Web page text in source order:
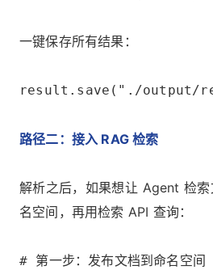
一键保存所有结果：
result.save("./output/
路径二：接入 RAG 检索
解析之后，如果想让 Agent 检
名空间，再用检索 API 查询：
# 第一步：发布文档到命名空间